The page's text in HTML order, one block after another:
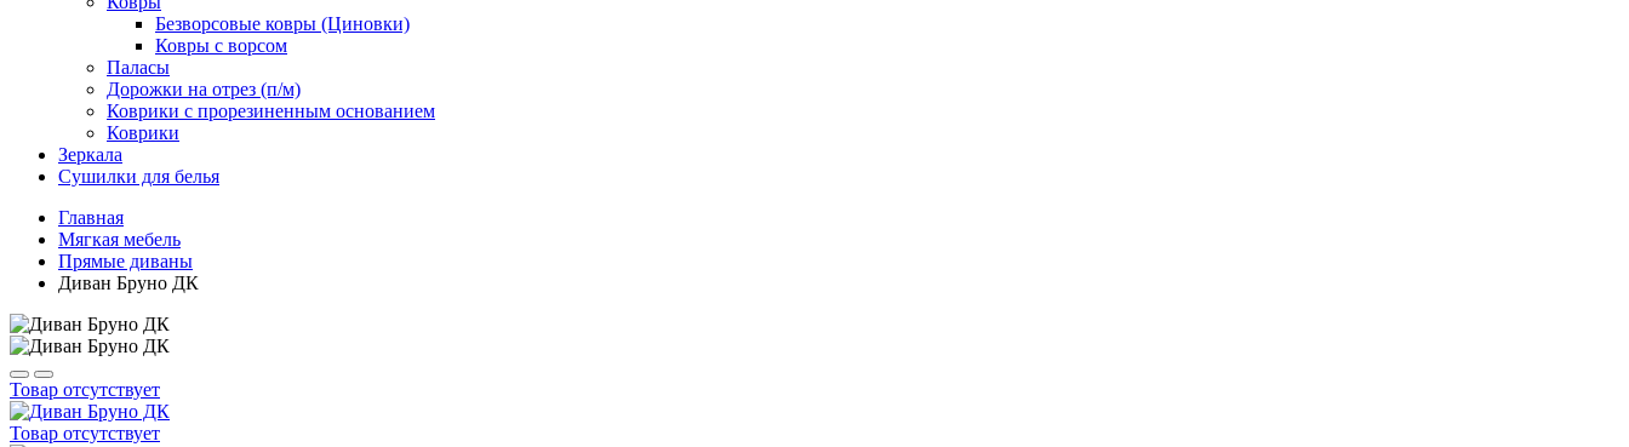
Безворсовые ковры (Циновки)
Ковры с ворсом
Паласы
Дорожки на отрез (п/м)
Коврики с прорезиненным основанием
Коврики
Зеркала
Сушилки для белья
Главная
Мягкая мебель
Прямые диваны
Диван Бруно ДК
Товар отсутствует
Товар отсутствует